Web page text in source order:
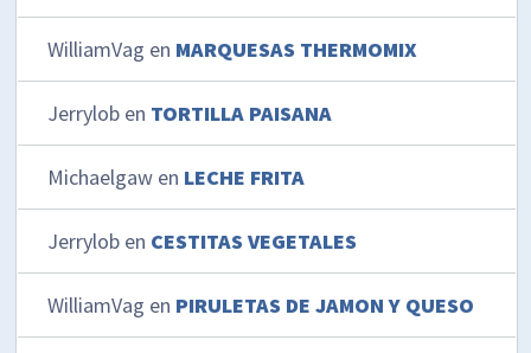
WilliamVag en MARQUESAS THERMOMIX
Jerrylob en TORTILLA PAISANA
Michaelgaw en LECHE FRITA
Jerrylob en CESTITAS VEGETALES
WilliamVag en PIRULETAS DE JAMON Y QUESO